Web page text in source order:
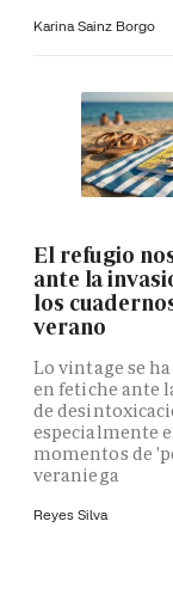
Karina Sainz Borgo
El refugio
ante la
los
verano
Lo vintage se
en fetiche ante
de
especialmente
momentos de
veraniega
Reyes Silva